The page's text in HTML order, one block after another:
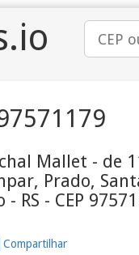
Mallet - de
Prado,
RS - CEP
Compartilhar